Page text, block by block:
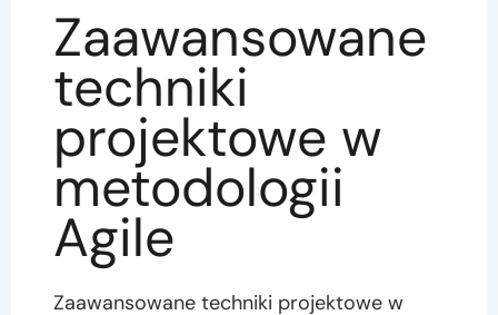
Zaawansowane
techniki
projektowe w
metodologii
Agile
Zaawansowane techniki projektowe w